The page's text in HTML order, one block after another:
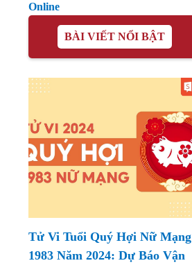
Online
BÀI VIẾT NỔI BẬT
Tử Vi Tuổi Quý Hợi Nữ Mạng
1983 Năm 2024: Dự Báo Vận